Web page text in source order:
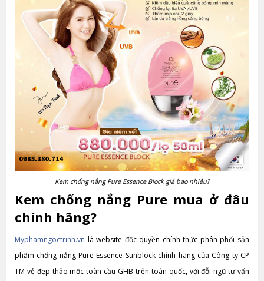
Kem chống nắng Pure Essence Block giá bao nhiêu?
Kem chống nắng Pure mua ở đâu
chính hãng?
Myphamngoctrinh.vn là website độc quyền chính thức phân phối sản
phẩm chống nắng Pure Essence Sunblock chính hãng của Công ty CP
TM vẻ đẹp thảo mộc toàn cầu GHB trên toàn quốc, với đỗi ngũ tư vấn